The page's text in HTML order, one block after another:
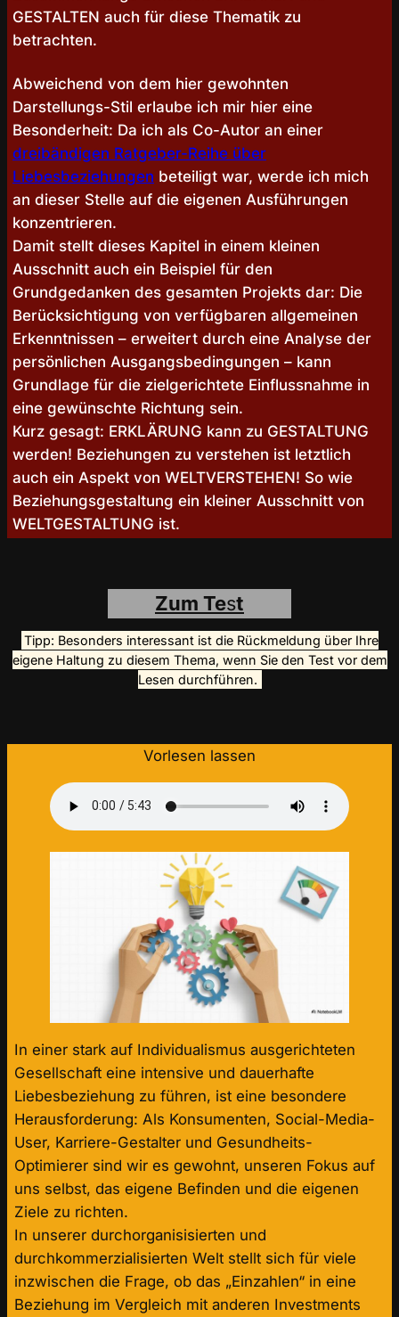
GESTALTEN auch für diese Thematik zu
betrachten.
Abweichend von dem hier gewohnten
Darstellungs-Stil erlaube ich mir hier eine
Besonderheit: Da ich als Co-Autor an einer
dreibändigen Ratgeber-Reihe über
Liebesbeziehungen beteiligt war, werde ich mich
an dieser Stelle auf die eigenen Ausführungen
konzentrieren.
Damit stellt dieses Kapitel in einem kleinen
Ausschnitt auch ein Beispiel für den
Grundgedanken des gesamten Projekts dar: Die
Berücksichtigung von verfügbaren allgemeinen
Erkenntnissen – erweitert durch eine Analyse der
persönlichen Ausgangsbedingungen – kann
Grundlage für die zielgerichtete Einflussnahme in
eine gewünschte Richtung sein.
Kurz gesagt: ERKLÄRUNG kann zu GESTALTUNG
werden! Beziehungen zu verstehen ist letztlich
auch ein Aspekt von WELTVERSTEHEN! So wie
Beziehungsgestaltung ein kleiner Ausschnitt von
WELTGESTALTUNG ist.
Zum Test
Tipp: Besonders interessant ist die Rückmeldung über Ihre
eigene Haltung zu diesem Thema, wenn Sie den Test vor dem
Lesen durchführen.
Vorlesen lassen
In einer stark auf Individualismus ausgerichteten
Gesellschaft eine intensive und dauerhafte
Liebesbeziehung zu führen, ist eine besondere
Herausforderung: Als Konsumenten, Social-Media-
User, Karriere-Gestalter und Gesundheits-
Optimierer sind wir es gewohnt, unseren Fokus auf
uns selbst, das eigene Befinden und die eigenen
Ziele zu richten.
In unserer durchorganisisierten und
durchkommerzialisierten Welt stellt sich für viele
inzwischen die Frage, ob das „Einzahlen“ in eine
Beziehung im Vergleich mit anderen Investments